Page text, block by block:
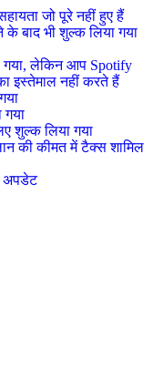
जो पूरे नहीं हुए हैं
बाद भी शुल्क लिया गया
लेकिन आप Spotify
इस्तेमाल नहीं करते हैं
गया
शुल्क लिया गया
की कीमत में टैक्स शामिल
अपडेट